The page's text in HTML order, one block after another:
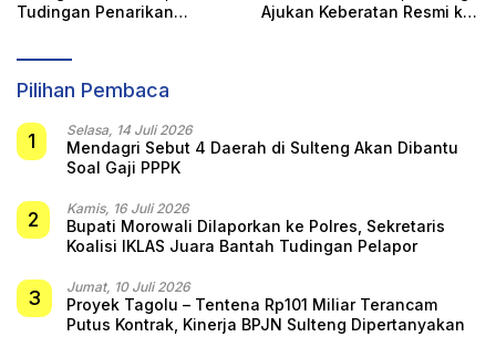
Tudingan Penarikan
Ajukan Keberatan Resmi ke
Pilihan Pembaca
1 Selasa, 14 Juli 2026
Mendagri Sebut 4 Daerah di Sulteng Akan Dibantu
Soal Gaji PPPK
2 Kamis, 16 Juli 2026
Bupati Morowali Dilaporkan ke Polres, Sekretaris
Koalisi IKLAS Juara Bantah Tudingan Pelapor
3 Jumat, 10 Juli 2026
Proyek Tagolu – Tentena Rp101 Miliar Terancam
Putus Kontrak, Kinerja BPJN Sulteng Dipertanyakan